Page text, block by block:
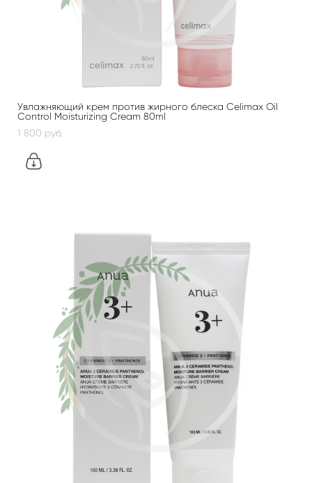
Увлажняющий крем против жирного блеска Celimax Oil
Control Moisturizing Cream 80ml
1 800 pуб.